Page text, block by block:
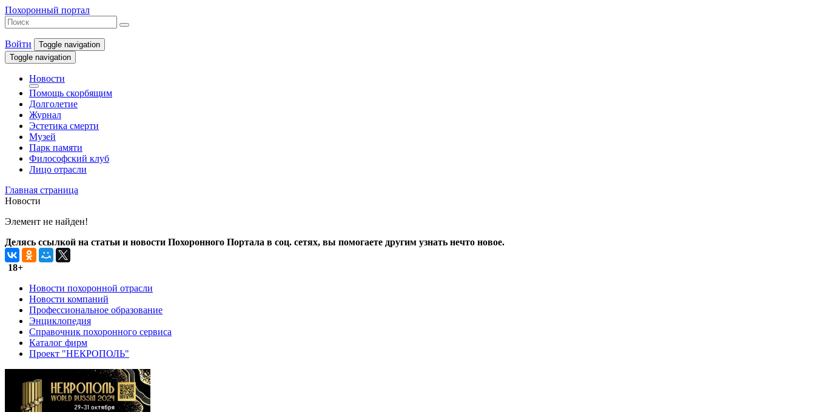
Похоронный портал
Войти
Toggle navigation
Toggle navigation
Новости
Помощь скорбящим
Долголетие
Журнал
Эстетика смерти
Музей
Парк памяти
Философский клуб
Лицо отрасли
Главная страница
Новости
Элемент не найден!
Делясь ссылкой на статьи и новости Похоронного Портала в соц. сетях, вы помогаете другим узнать нечто новое.
18+
Новости похоронной отрасли
Новости компаний
Профессиональное образование
Энциклопедия
Справочник похоронного сервиса
Каталог фирм
Проект "НЕКРОПОЛЬ"